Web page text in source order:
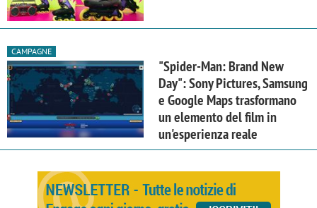
CAMPAGNE
"Spider-Man: Brand New
Day": Sony Pictures, Samsung
e Google Maps trasformano
un elemento del film in
un'esperienza reale